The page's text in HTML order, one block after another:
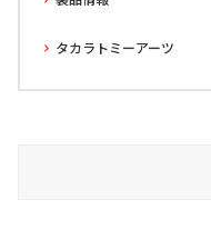
タカラトミーアーツ